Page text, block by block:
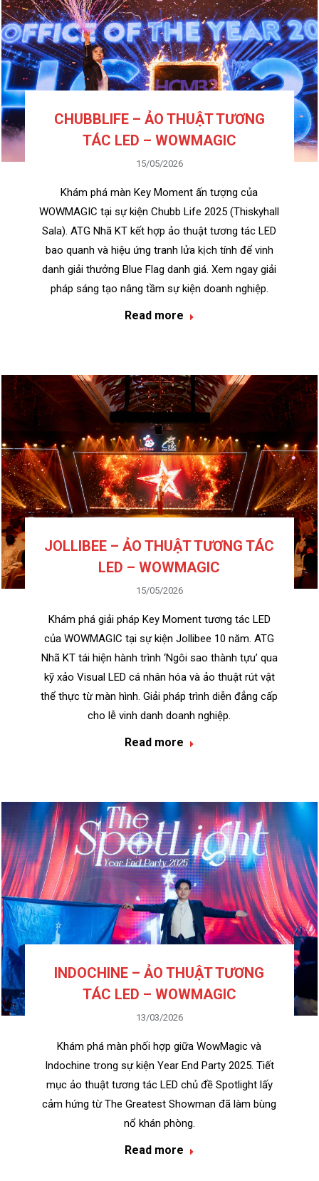
CHUBBLIFE – ẢO THUẬT TƯƠNG
TÁC LED – WOWMAGIC
15/05/2026
Khám phá màn Key Moment ấn tượng của
WOWMAGIC tại sự kiện Chubb Life 2025 (Thiskyhall
Sala). ATG Nhã KT kết hợp ảo thuật tương tác LED
bao quanh và hiệu ứng tranh lửa kịch tính để vinh
danh giải thưởng Blue Flag danh giá. Xem ngay giải
pháp sáng tạo nâng tầm sự kiện doanh nghiệp.
Read more
JOLLIBEE – ẢO THUẬT TƯƠNG TÁC
LED – WOWMAGIC
15/05/2026
Khám phá giải pháp Key Moment tương tác LED
của WOWMAGIC tại sự kiện Jollibee 10 năm. ATG
Nhã KT tái hiện hành trình ‘Ngôi sao thành tựu’ qua
kỹ xảo Visual LED cá nhân hóa và ảo thuật rút vật
thể thực từ màn hình. Giải pháp trình diễn đẳng cấp
cho lễ vinh danh doanh nghiệp.
Read more
INDOCHINE – ẢO THUẬT TƯƠNG
TÁC LED – WOWMAGIC
13/03/2026
Khám phá màn phối hợp giữa WowMagic và
Indochine trong sự kiện Year End Party 2025. Tiết
mục ảo thuật tương tác LED chủ đề Spotlight lấy
cảm hứng từ The Greatest Showman đã làm bùng
nổ khán phòng.
Read more